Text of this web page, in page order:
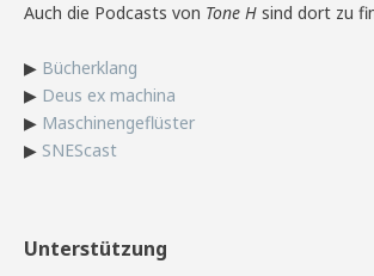
Auch die Podcasts von Tone H sind dort zu
▶ Bücherklang
▶ Deus ex machina
▶ Maschinengeflüster
▶ SNEScast
Unterstützung